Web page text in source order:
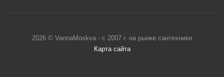
2026 © VannaMoskva - с 2007 г. на рынке сантехники
Карта сайта